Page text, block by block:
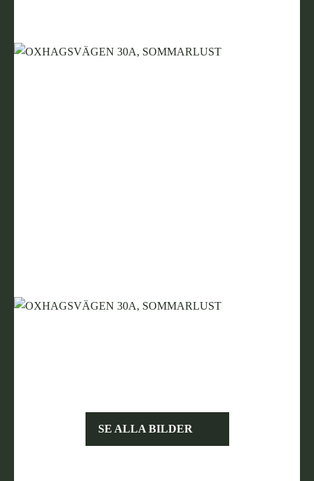
SE ALLA BILDER